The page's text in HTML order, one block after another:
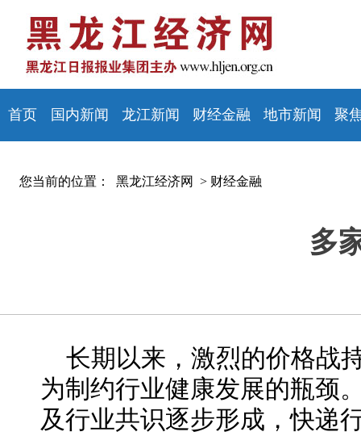
首页 国内新闻 龙江新闻 财经金融 地市新闻 聚
您当前的位置： 黑龙江经济网 > 财经金融
多
长期以来，激烈的价格战
为制约行业健康发展的瓶颈
及行业共识逐步形成，快递